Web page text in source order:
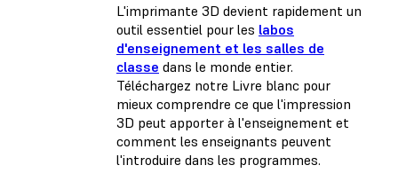
L'imprimante 3D devient rapidement un
outil essentiel pour les labos
d'enseignement et les salles de
classe dans le monde entier.
Téléchargez notre Livre blanc pour
mieux comprendre ce que l'impression
3D peut apporter à l'enseignement et
comment les enseignants peuvent
l'introduire dans les programmes.